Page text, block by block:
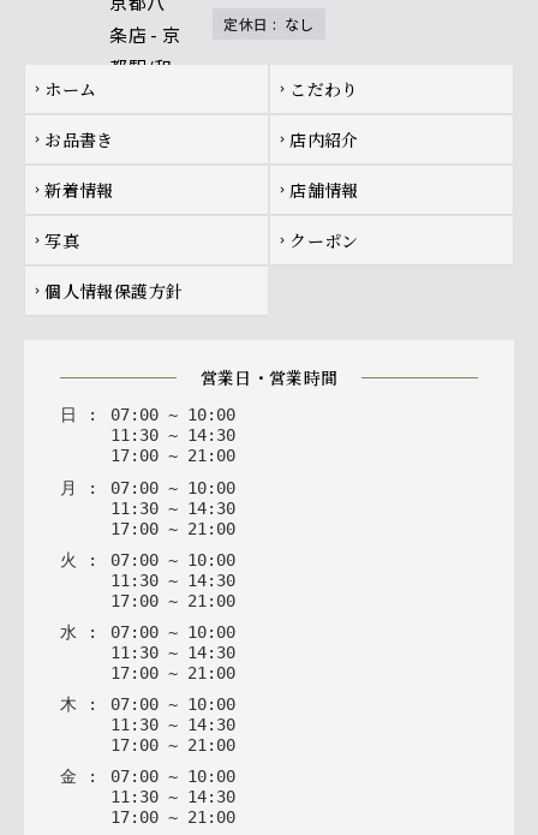
定休日 : なし
Footer navigation
chevron_right ホーム chevron_right こだわり
chevron_right お品書き chevron_right 店内紹介
chevron_right 新着情報 chevron_right 店舗情報
chevron_right 写真 chevron_right クーポン
chevron_right 個人情報保護方針
営業日・営業時間
日 : 07: 00 ~ 10: 00
11: 30 ~ 14: 30
17: 00 ~ 21: 00
月
: 07: 00 ~ 10: 00
11 : 30 ~ 14: 30
17: 00 ~ 21 : 00
火
: 07: 00 ~ 10: 00
11 : 30 ~ 14: 30
17: 00 ~ 21 : 00
水 : 07: 00 ~ 10: 00
11 : 30 ~ 14: 30
17: 00 ~ 21 : 00
木 : 07: 00 ~ 10: 00
11 : 30 ~ 14: 30
17: 00 ~ 21 : 00
金 : 07: 00 ~ 10: 00
11 : 30 ~ 14: 30
17: 00 ~ 21 : 00